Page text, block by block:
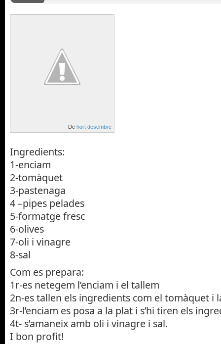
De hort desembre
Ingredients:
1-enciam
2-tomàquet
3-pastenaga
4 –pipes pelades
5-formatge fresc
6-olives
7-oli i vinagre
8-sal
Com es prepara:
1r-es netegem l’enciam i el tallem
2n-es tallen els ingredients com el tomàquet i
3r-l’enciam es posa a la plat i s’hi tiren els
4t- s’amaneix amb oli i vinagre i sal.
I bon profit!